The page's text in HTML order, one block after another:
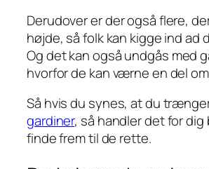
Derudover er der også flere,
højde, så folk kan kigge ind ad
Og det kan også undgås med
hvorfor de kan værne en del
Så hvis du synes, at du
gardiner, så handler det for dig
finde frem til de rette.